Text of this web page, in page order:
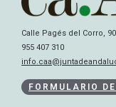
Calle Pagés del Corro,
955 407 310
FORMULARIO